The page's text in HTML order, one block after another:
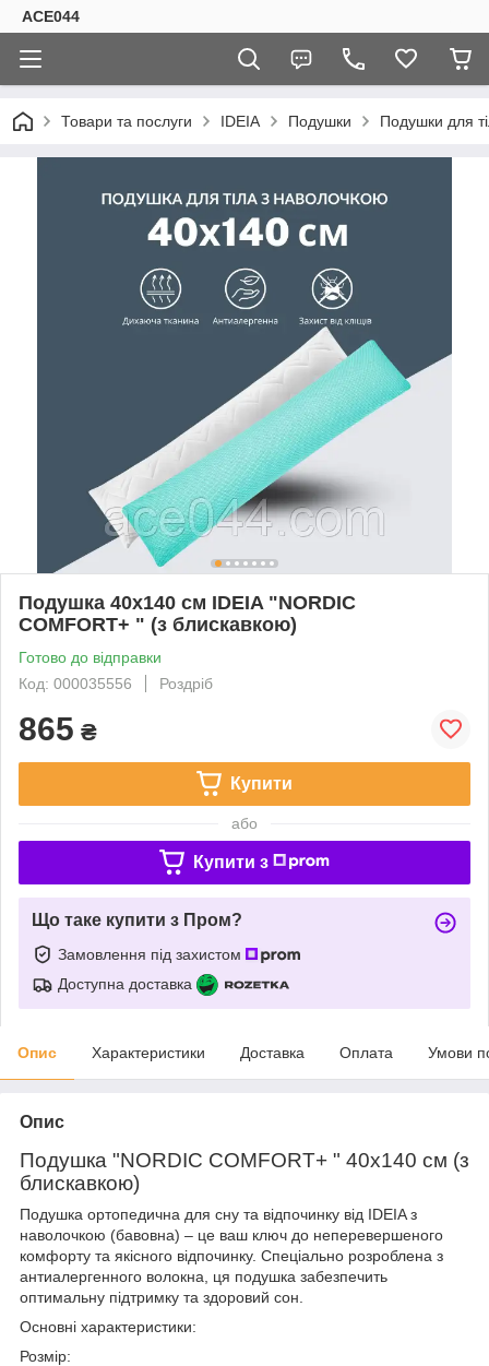
ACE044
Товари та послуги IDEIA Подушки Подушки для
Подушка 40х140 см IDEIA "NORDIC
COMFORT+ " (з блискавкою)
Готово до відправки
Код: 000035556
Роздріб
865 ₴
Купити
або
Купити з
Що таке купити з Пром?
Замовлення під захистом
Доступна доставка
Опис Характеристики Доставка Оплата Умови
Опис
Подушка "NORDIC COMFORT+ " 40х140 см (з
блискавкою)
Подушка ортопедична для сну та відпочинку від IDEIA з
наволочкою (бавовна) – це ваш ключ до неперевершеного
комфорту та якісного відпочинку. Спеціально розроблена з
антиалергенного волокна, ця подушка забезпечить
оптимальну підтримку та здоровий сон.
Основні характеристики:
Розмір: